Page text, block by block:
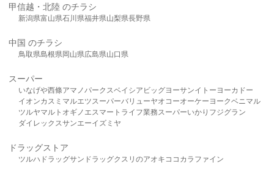
甲信越・北陸 のチラシ
新潟県富山県石川県福井県山梨県長野県
中国 のチラシ
鳥取県島根県岡山県広島県山口県
スーパー
いなげや西條アマノパークスベイシア ビッグヨーサンイトーヨーカドー
イオンカスミ マルエツスーパーバリューヤオコーオーケー ヨークベニマル
ツルヤマルト オギノ エスマート ライフ業務スーパーいかり フジグラン
ダイレックスサンエーイズミヤ
ドラッグストア
ツルハドラッグサンドラッグクスリのアオキ ココカラファイン